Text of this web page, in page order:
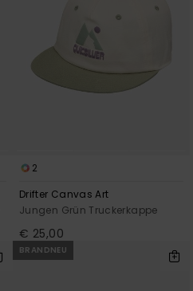
2
Drifter Canvas Art
Jungen Grün Truckerkappe
€ 25,00
BRANDNEU